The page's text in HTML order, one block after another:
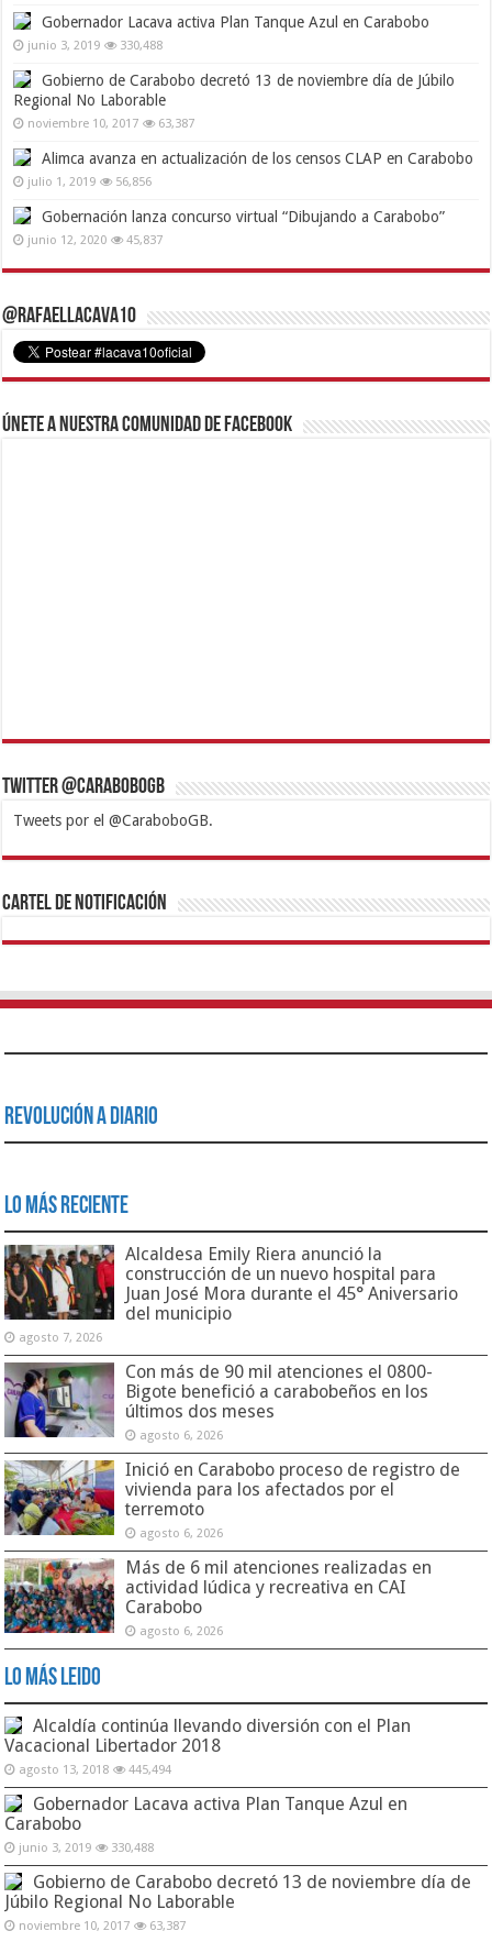
Gobernador Lacava activa Plan Tanque Azul en Carabobo
junio 3, 2019 330,488
Gobierno de Carabobo decretó 13 de noviembre día de Júbilo
Regional No Laborable
noviembre 10, 2017 63,387
Alimca avanza en actualización de los censos CLAP en Carabobo
julio 1, 2019 56,856
Gobernación lanza concurso virtual “Dibujando a Carabobo”
junio 12, 2020 45,837
@RafaelLacava10
Únete a nuestra comunidad de Facebook
Twitter @CaraboboGB
Tweets por el @CaraboboGB.
1xbetBetturkeyBetistKralbetSupertotobetTipobetMatadorbetMariobet
https://mvbcasino.com/
Cartel de Notificación
Revolución a Diario
Lo Más Reciente
Alcaldesa Emily Riera anunció la
construcción de un nuevo hospital para
Juan José Mora durante el 45° Aniversario
del municipio
agosto 7, 2026
Con más de 90 mil atenciones el 0800-
Bigote benefició a carabobeños en los
últimos dos meses
agosto 6, 2026
Inició en Carabobo proceso de registro de
vivienda para los afectados por el
terremoto
agosto 6, 2026
Más de 6 mil atenciones realizadas en
actividad lúdica y recreativa en CAI
Carabobo
agosto 6, 2026
Lo Más Leido
Alcaldía continúa llevando diversión con el Plan
Vacacional Libertador 2018
agosto 13, 2018 445,494
Gobernador Lacava activa Plan Tanque Azul en
Carabobo
junio 3, 2019 330,488
Gobierno de Carabobo decretó 13 de noviembre día de
Júbilo Regional No Laborable
noviembre 10, 2017 63,387